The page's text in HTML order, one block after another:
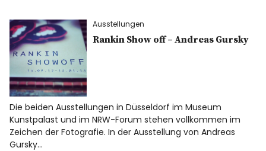
Ausstellungen
Rankin Show off – Andreas Gursky
Die beiden Ausstellungen in Düsseldorf im Museum
Kunstpalast und im NRW-Forum stehen vollkommen im
Zeichen der Fotografie. In der Ausstellung von Andreas
Gursky…